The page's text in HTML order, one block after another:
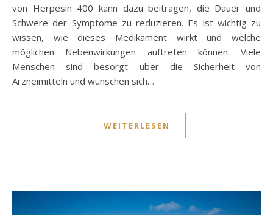
von Herpesin 400 kann dazu beitragen, die Dauer und
Schwere der Symptome zu reduzieren. Es ist wichtig zu
wissen, wie dieses Medikament wirkt und welche
möglichen Nebenwirkungen auftreten können. Viele
Menschen sind besorgt über die Sicherheit von
Arzneimitteln und wünschen sich…
WEITERLESEN